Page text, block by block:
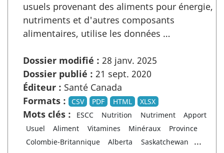
usuels provenant des aliments pour énergie,
nutriments et d'autres composants
alimentaires, utilise les données …
Dossier modifié : 28 janv. 2025
Dossier publié : 21 sept. 2020
Éditeur : Santé Canada
Formats :
CSV PDF HTML XLSX
Mots clés : ESCC Nutrition Nutriment
Apport
Usuel
Aliment Vitamines Minéraux
Province
Colombie-Britannique
Alberta Saskatchewan ...